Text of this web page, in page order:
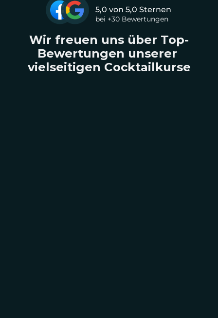
5,0 von 5,0 Sternen
bei +30 Bewertungen
Wir freuen uns über Top-
Bewertungen unserer
vielseitigen Cocktailkurse